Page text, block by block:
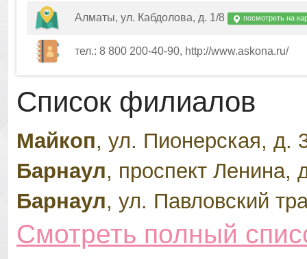
Алматы, ул. Кабдолова, д. 1/8 посмотреть на
тел.: 8 800 200-40-90, http://www.askona.ru/
Список филиалов
Майкоп, ул. Пионерская, д.
Барнаул, проспект Ленина,
Барнаул, ул. Павловский
Смотреть полный